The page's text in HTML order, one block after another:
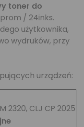
toner do
/ 24inks.
użytkownika,
wydruków, przy
urządzeń:
2320, CLJ CP 2025